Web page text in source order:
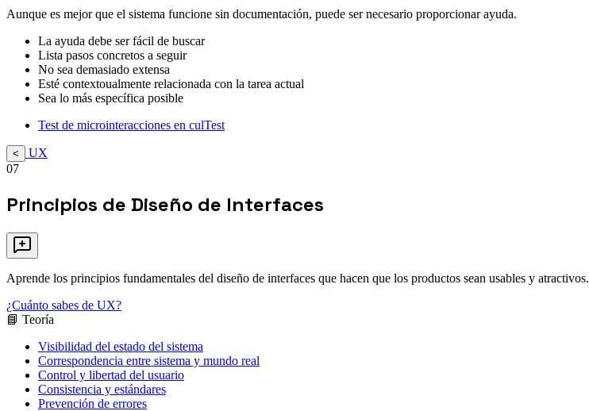
Aunque es mejor que el sistema funcione sin documentación, puede ser necesario proporcionar ayuda.
La ayuda debe ser fácil de buscar
Lista pasos concretos a seguir
No sea demasiado extensa
Esté contextoualmente relacionada con la tarea actual
Sea lo más específica posible
Test de microinteracciones en culTest
<
UX
07
Principios de Diseño de Interfaces
Aprende los principios fundamentales del diseño de interfaces que hacen que los productos sean usables y atractivos.
¿Cuánto sabes de UX?
📘 Teoría
Visibilidad del estado del sistema
Correspondencia entre sistema y mundo real
Control y libertad del usuario
Consistencia y estándares
Prevención de errores